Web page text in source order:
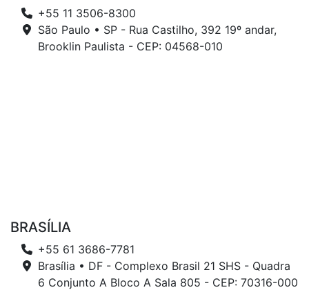
+55 11 3506-8300
São Paulo • SP - Rua Castilho, 392 19º andar,
Brooklin Paulista - CEP: 04568-010
BRASÍLIA
+55 61 3686-7781
Brasília • DF - Complexo Brasil 21 SHS - Quadra
6 Conjunto A Bloco A Sala 805 - CEP: 70316-000